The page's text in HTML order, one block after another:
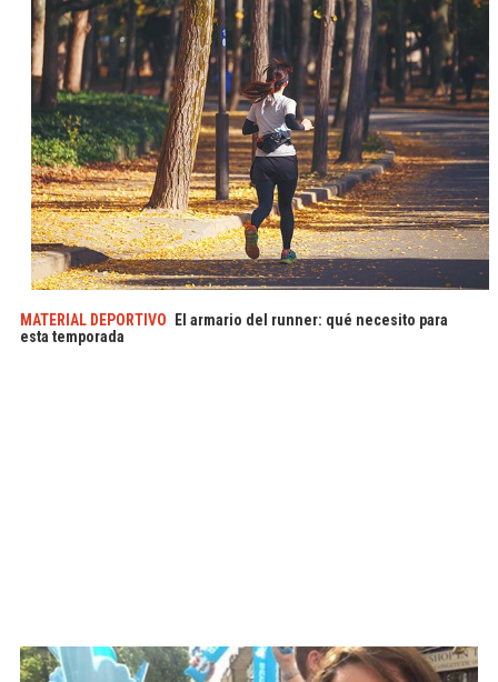
MATERIAL DEPORTIVO
El armario del runner: qué necesito para
esta temporada